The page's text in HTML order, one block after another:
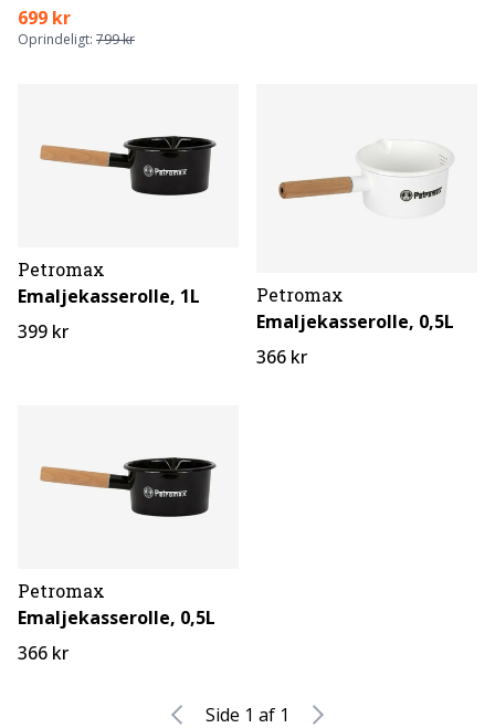
699 kr
Oprindeligt: 799 kr
Petromax
Emaljekasserolle, 1L
399 kr
Petromax
Emaljekasserolle, 0,5L
366 kr
Petromax
Emaljekasserolle, 0,5L
366 kr
Side 1 af 1